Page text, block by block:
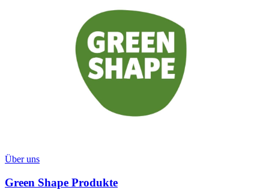
Über uns
Green Shape Produkte